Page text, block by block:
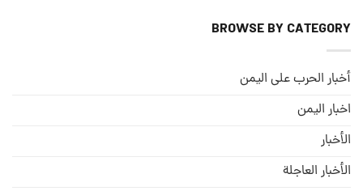
BROWSE BY CATEGORY
أخبار الحرب على اليمن
اخبار اليمن
الأخبار
الأخبار العاجلة